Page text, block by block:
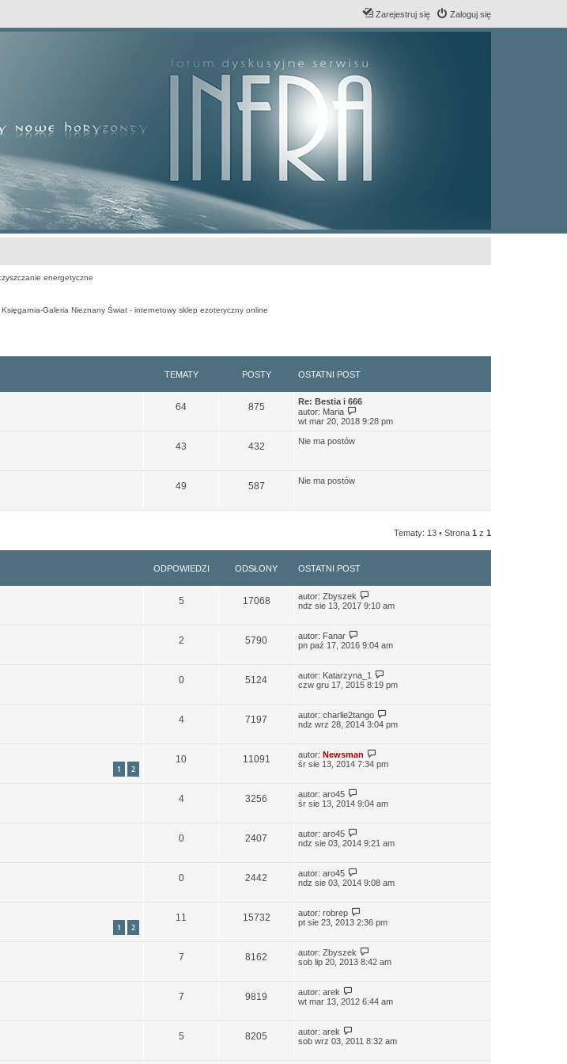
Zaloguj się
Zarejestruj się
Księgarnia-Galeria Nieznany Świat - internetowy sklep ezoteryczny online
TEMATY POSTY OSTATNI POST
64 875
Re: Bestia i 666
autor: Maria
y
z
p
s
wt mar 20, 2018 9:28 pm
43 432 Nie ma postów
49 587 Nie ma postów
Tematy: 13 • Strona 1 z 1
ODPOWIEDZI ODSŁONY OSTATNI POST
5 17068 autor: Zbyszek
ndz sie 13, 2017 9:10 am
2 5790 autor: Fanar
pn paź 17, 2016 9:04 am
0 5124 autor: Katarzyna_1
czw gru 17, 2015 8:19 pm
4 7197 autor: charlie2tango
ndz wrz 28, 2014 3:04 pm
1 2
10 11091 autor: Newsman
śr sie 13, 2014 7:34 pm
4 3256 autor: aro45
śr sie 13, 2014 9:04 am
0 2407 autor: aro45
ndz sie 03, 2014 9:21 am
0 2442 autor: aro45
ndz sie 03, 2014 9:08 am
1 2
11 15732 autor: robrep
pt sie 23, 2013 2:36 pm
7 8162 autor: Zbyszek
sob lip 20, 2013 8:42 am
7 9819 autor: arek
wt mar 13, 2012 6:44 am
5 8205 autor: arek
sob wrz 03, 2011 8:32 am